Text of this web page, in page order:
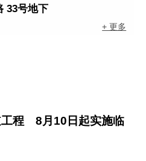
33号地下
+ 更多
工程 8月10日起实施临